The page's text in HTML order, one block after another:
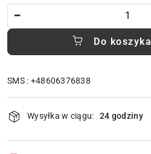
Do koszyka
SMS : +48606376838
i
dostawa
Wysyłka w ciągu: 24 godziny